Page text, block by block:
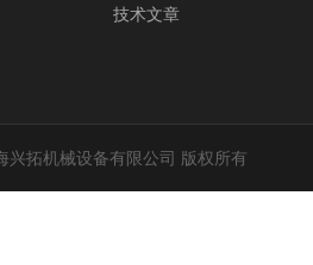
技术文章
拓机械设备有限公司 版权所有